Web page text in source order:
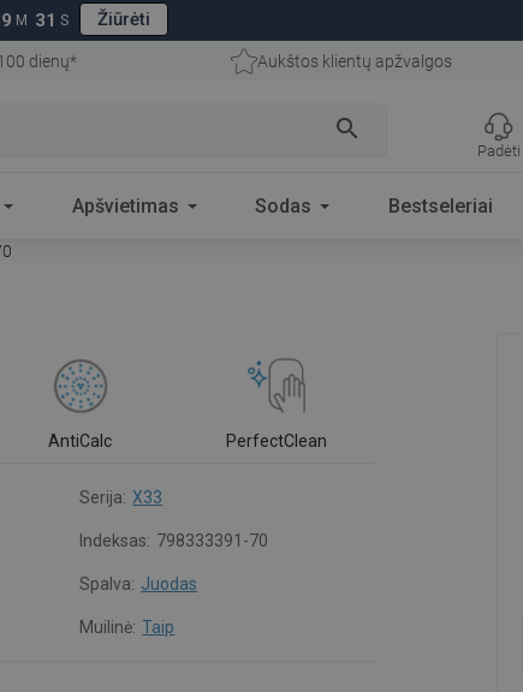
M 30 S Žiūrėti
dienų* Aukštos klientų apžvalgos
search
Padėti
Apšvietimas Sodas Bestseleriai
AntiCalc PerfectClean
Serija: X33
Indeksas: 798333391-70
Spalva: Juodas
Muilinė: Taip